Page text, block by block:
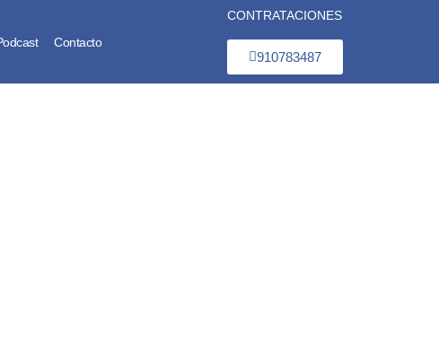
Contacto
CONTRATACIONES
910783487